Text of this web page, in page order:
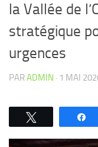
la Vallée de
stratégique
urgences
PARADMIN · 1 MAI